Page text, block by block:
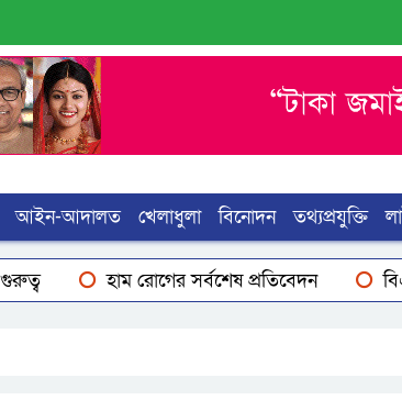
আইন-আদালত খেলাধুলা বিনোদন তথ্যপ্রযুক্তি
হাম রোগের সর্বশেষ প্রতিবেদন বিএনপির